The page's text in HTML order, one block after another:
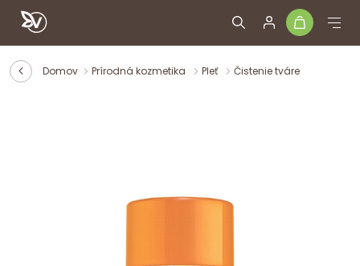
Domov Prírodná kozmetika Pleť Čistenie tváre